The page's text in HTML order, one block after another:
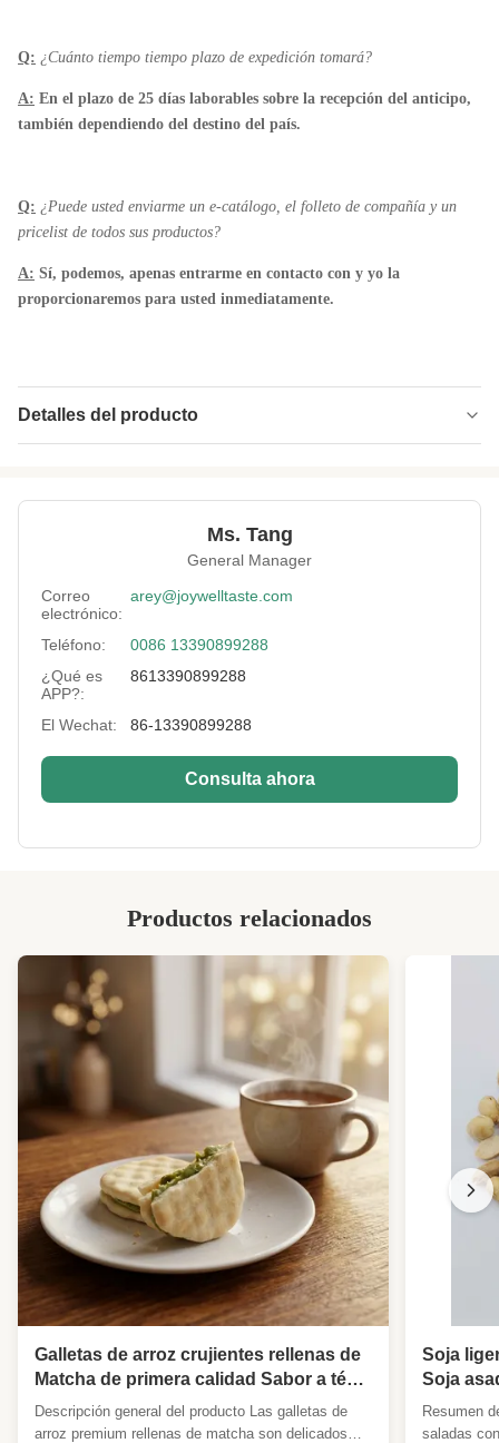
Q: ¿Cuánto tiempo tiempo plazo de expedición tomará?
A: En el plazo de 25 días laborables sobre la recepción del anticipo,
también dependiendo del destino del país.
Q: ¿Puede usted enviarme un e-catálogo, el folleto de compañía y un
pricelist de todos sus productos?
A: Sí, podemos, apenas entrarme en contacto con y yo la
proporcionaremos para usted inmediatamente.
Detalles del producto
10- 12kg/CTN
Delivery: Por vía marítima o aérea
Flavor:
Chiles, wasabi, queso, Cajun, Galic, alga
Certificate:
Ms. Tang
General Manager
Correo
electrónico:
arey@joywelltaste.com
Teléfono:
0086 13390899288
¿Qué es
APP?:
8613390899288
El Wechat: 86-13390899288
Consulta ahora
Productos relacionados
Galletas de arroz crujientes rellenas de
Matcha de primera calidad Sabor a té
verde salado y dulce equilibrado
Merienda de grano base de soja para la
Descripción general del producto Las galletas de
arroz premium rellenas de matcha son delicados
Soja
Soja
Resumen
saladas